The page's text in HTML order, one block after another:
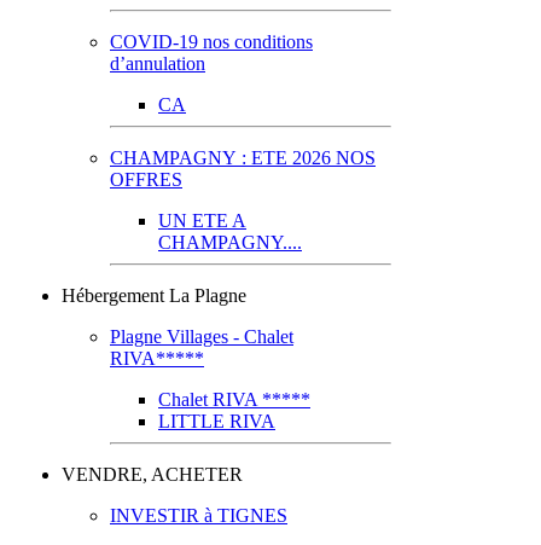
COVID-19 nos conditions
d’annulation
CA
CHAMPAGNY : ETE 2026 NOS
OFFRES
UN ETE A
CHAMPAGNY....
Hébergement La Plagne
Plagne Villages - Chalet
RIVA*****
Chalet RIVA *****
LITTLE RIVA
VENDRE, ACHETER
INVESTIR à TIGNES